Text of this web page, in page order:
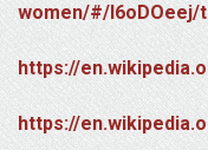
women/#/l6oDOeej/
https://
https://